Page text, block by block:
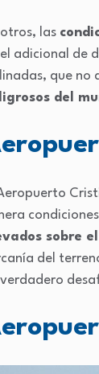
otros, las
adicional de
que no
del
sobre
del